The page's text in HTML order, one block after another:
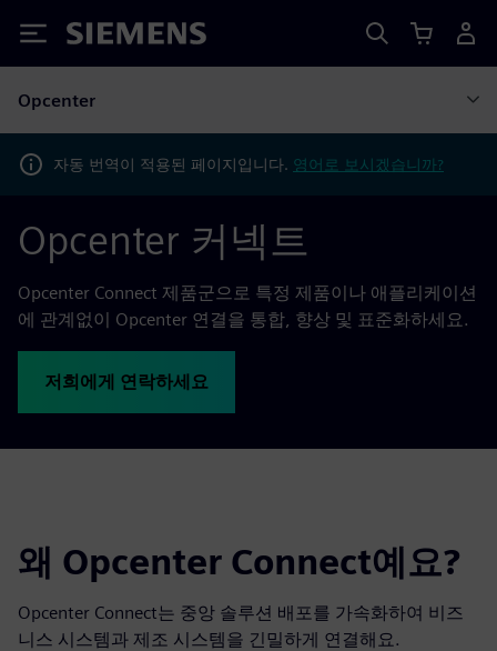
Siemens
Opcenter
자동 번역이 적용된 페이지입니다. 영어로 보시겠습니까?
Opcenter 커넥트
Opcenter Connect 제품군으로 특정 제품이나 애플리케이션
에 관계없이 Opcenter 연결을 통합, 향상 및 표준화하세요.
저희에게 연락하세요
왜 Opcenter Connect예요?
Opcenter Connect는 중앙 솔루션 배포를 가속화하여 비즈
니스 시스템과 제조 시스템을 긴밀하게 연결해요.